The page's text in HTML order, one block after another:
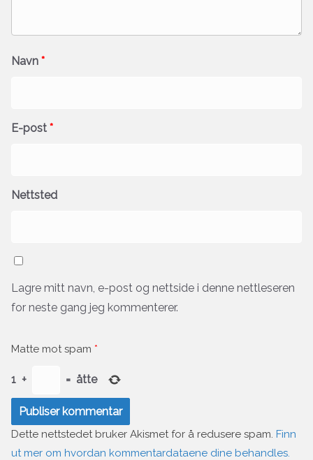
Navn *
E-post *
Nettsted
Lagre mitt navn, e-post og nettside i denne nettleseren
for neste gang jeg kommenterer.
Matte mot spam *
1 + = åtte
Dette nettstedet bruker Akismet for å redusere spam. Finn
ut mer om hvordan kommentardataene dine behandles.